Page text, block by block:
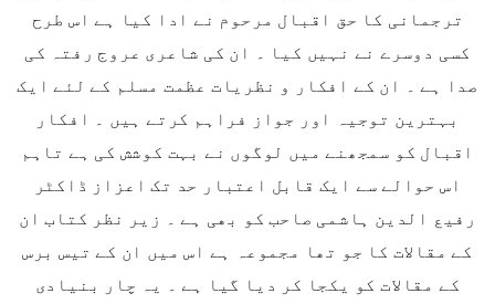
ترجمانی کا حق اقبال مرحوم نے ادا کیا ہے اس طرح
کسی دوسرے نے نہیں کیا ۔ ان کی شاعری عروج رفتہ کی
صدا ہے ۔ ان کے افکار و نظریات عظمت مسلم کے لئے ایک
بہترین توجیہ اور جواز فراہم کرتے ہیں ۔ افکار
اقبال کو سمجھنے میں لوگوں نے بہت کوشش کی ہے تاہم
اس حوالے سے ایک قابل اعتبار حد تک اعزاز ڈاکٹر
رفیع الدین ہاشمی صاحب کو بھی ہے ۔ زیر نظر کتاب ان
کے مقالات کا جو تھا مجموعہ ہے اس میں ان کے تیس برس
کے مقالات کو یکجا کر دیا گیا ہے ۔ یہ چار بنیادی